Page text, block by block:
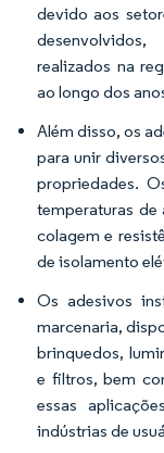
devido aos
realizados na
ao longo dos
Além disso, os
para unir
propriedades.
temperaturas de
colagem e
de isolamento
Os adesivos
marcenaria,
brinquedos,
e filtros, bem
essas
indústrias de